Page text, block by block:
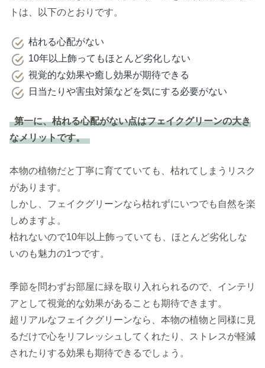
トは、以下のとおりです。
枯れる心配がない
10年以上飾ってもほとんど劣化しない
視覚的な効果や癒し効果が期待できる
日当たりや害虫対策などを気にする必要がない
第一に、枯れる心配がない点はフェイクグリーンの大き
なメリットです。
本物の植物だと丁寧に育てていても、枯れてしまうリスク
があります。
しかし、フェイクグリーンなら枯れずにいつでも自然を楽
しめますよ。
枯れないので10年以上飾っていても、ほとんど劣化しな
いのも魅力の1つです。
季節を問わずお部屋に緑を取り入れられるので、インテリ
アとして視覚的な効果があることも期待できます。
超リアルなフェイクグリーンなら、本物の植物と同様に見
るだけで心をリフレッシュしてくれたり、ストレスが軽減
されたりする効果も期待できるでしょう。